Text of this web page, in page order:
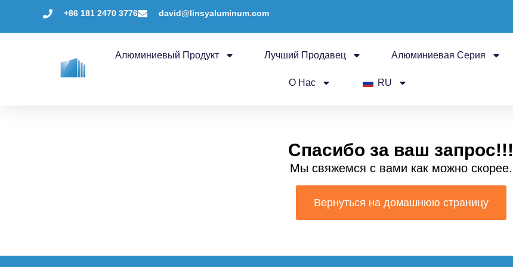
+86 181 2470 3776 david@linsyaluminum.com
Алюминиевый Продукт Лучший Продавец Алюминиевая Серия
О Нас RU
Спасибо за ваш запрос!!!
Мы свяжемся с вами как можно скорее.
Вернуться на домашнюю страницу